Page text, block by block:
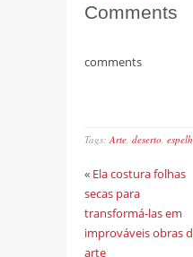
Comments
comments
Tags:Arte, deserto,
« Ela costura folhas
secas para
transformá-las em
improváveis obras
arte